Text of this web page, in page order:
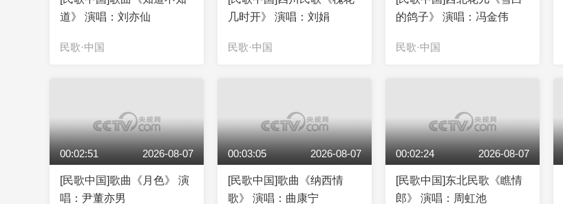
道》 演唱：刘亦仙
民歌·中国
几时开》 演唱：刘娟
民歌·中国
的鸽子》 演唱：冯金伟
民歌·中国
00:02:51 2026-08-07
[民歌中国]歌曲《月色》 演
唱：尹董亦男
00:03:05 2026-08-07
[民歌中国]歌曲《纳西情
歌》 演唱：曲康宁
00:02:24 2026-08-07
[民歌中国]东北民歌《瞧情
郎》 演唱：周虹池